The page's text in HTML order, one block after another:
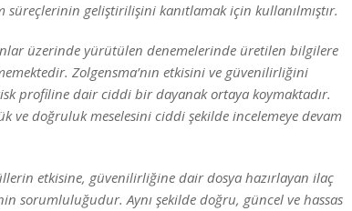
geliştirilişini kanıtlamak için kullanılmıştır.
üzerinde yürütülen denemelerinde üretilen bilgilere
Zolgensma’nın etkisini ve güvenilirliğini
profiline dair ciddi bir dayanak ortaya koymaktadır.
ve doğruluk meselesini ciddi şekilde incelemeye devam
etkisine, güvenilirliğine dair dosya hazırlayan ilaç
sorumluluğudur. Aynı şekilde doğru, güncel ve hassas